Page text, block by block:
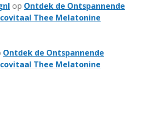
op Ontdek de Ontspannende
Thee Melatonine
Ontdek de Ontspannende
Thee Melatonine